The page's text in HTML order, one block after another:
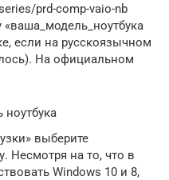
prd-comp-vaio-nb
если на русскоязычном
На официальном
выберите
Несмотря на то, что в
Windows 10 и 8,